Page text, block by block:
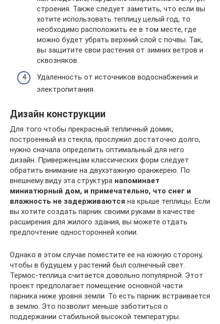
строения. Также следует заметить, что если вы
хотите использовать теплицу целый год, то
необходимо расположить ее в том месте, где
можно будет убрать верхний слой с почвы. Так,
вы защитите свои растения от зимних ветров и
сквозняков.
Удаленность от источников водоснабжения и
электропитания.
Дизайн конструкции
Для того чтобы прекрасный тепличный домик,
построенный из стекла, прослужил достаточно долго,
нужно сначала определить оптимальный для него
дизайн. Приверженцам классических форм следует
обратить внимание на двухэтажную оранжерею. По
внешнему виду эта структура напоминает
миниатюрный дом, и примечательно, что снег и
влажность не задерживаются на крыше теплицы. Если
вы хотите создать парник своими руками в качестве
расширения для жилого здания, вы можете отдать
предпочтение односторонней копии.
Однако в этом случае поместите ее на южную сторону,
чтобы в будущем у растений был солнечный свет.
Термос-теплица считается довольно популярной. Этот
проект предполагает помещение основной части
парника ниже уровня земли. То есть парник встраивается
в землю. Это позволит меньше заботиться о
поддержании стабильной высокой температуры.